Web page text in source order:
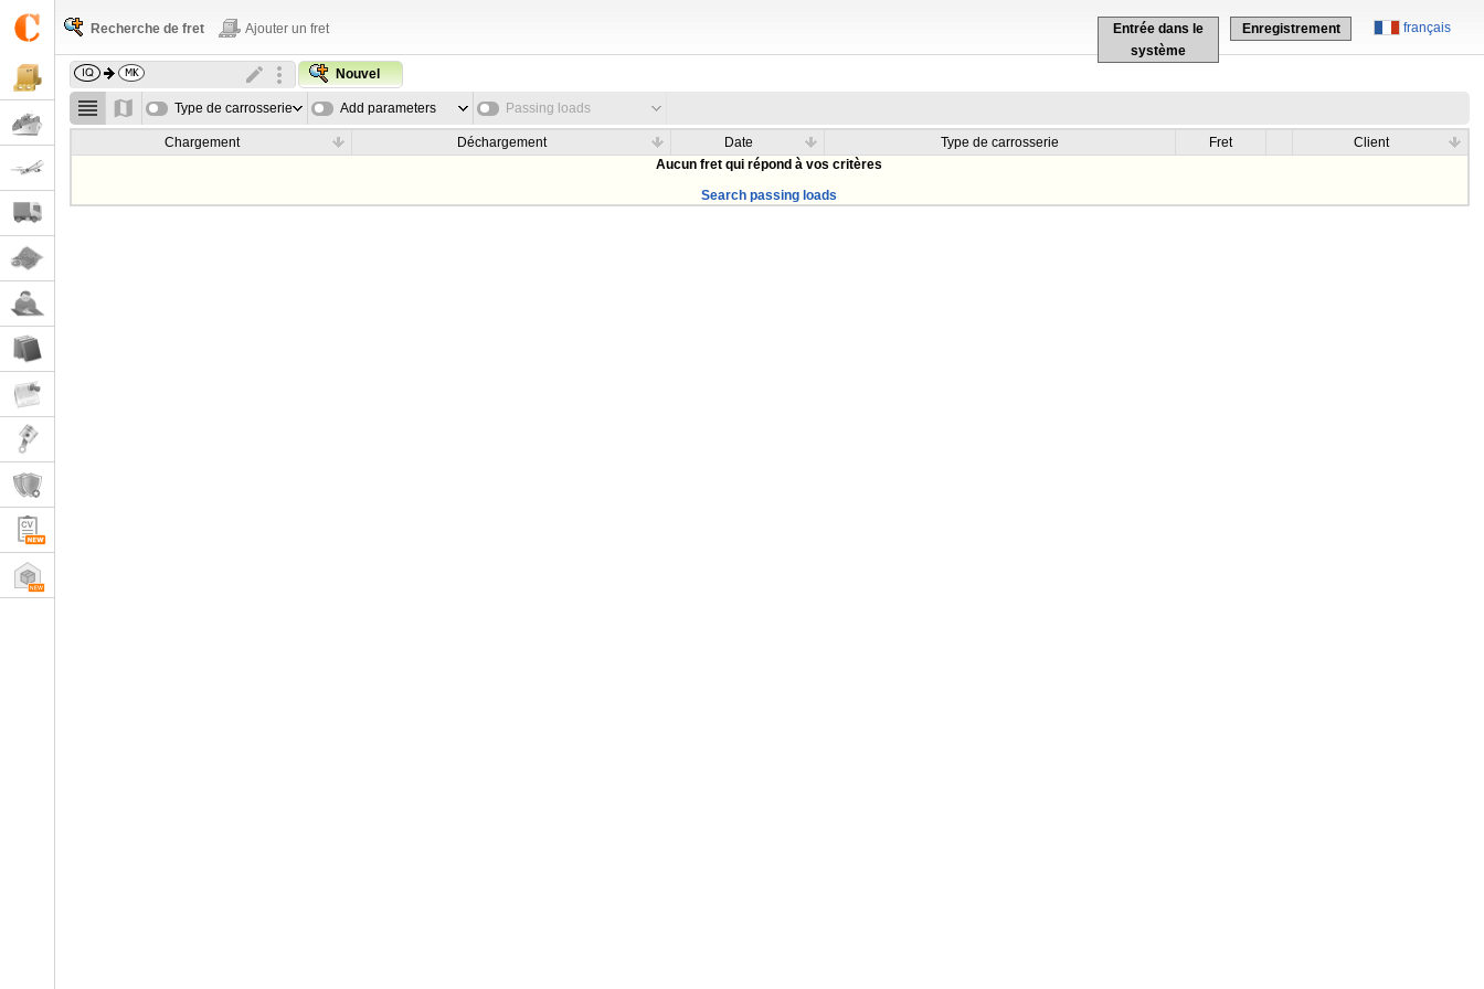
français
Entrée dans le
système
Enregistrement
Recherche de fret Ajouter un fret
Nouvel
Type de carrosserie Add parameters Passing loads
Chargement Déchargement Date Type de carrosserie Fret
Client
Aucun fret qui répond à vos critères
Search passing loads